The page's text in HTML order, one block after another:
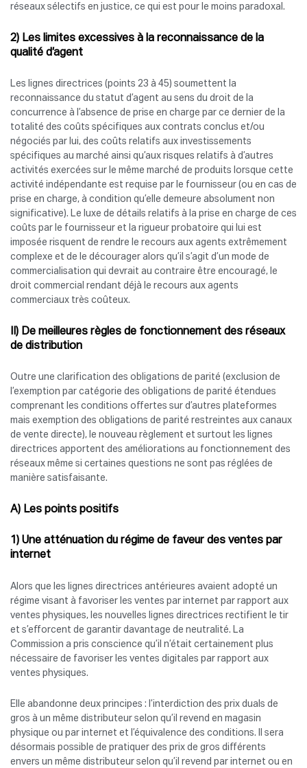
réseaux sélectifs en justice, ce qui est pour le moins paradoxal.
2) Les limites excessives à la reconnaissance de la
qualité d’agent
Les lignes directrices (points 23 à 45) soumettent la
reconnaissance du statut d’agent au sens du droit de la
concurrence à l’absence de prise en charge par ce dernier de la
totalité des coûts spécifiques aux contrats conclus et/ou
négociés par lui, des coûts relatifs aux investissements
spécifiques au marché ainsi qu’aux risques relatifs à d’autres
activités exercées sur le même marché de produits lorsque cette
activité indépendante est requise par le fournisseur (ou en cas de
prise en charge, à condition qu’elle demeure absolument non
significative). Le luxe de détails relatifs à la prise en charge de ces
coûts par le fournisseur et la rigueur probatoire qui lui est
imposée risquent de rendre le recours aux agents extrêmement
complexe et de le décourager alors qu’il s’agit d’un mode de
commercialisation qui devrait au contraire être encouragé, le
droit commercial rendant déjà le recours aux agents
commerciaux très coûteux.
II) De meilleures règles de fonctionnement des réseaux
de distribution
Outre une clarification des obligations de parité (exclusion de
l’exemption par catégorie des obligations de parité étendues
comprenant les conditions offertes sur d’autres plateformes
mais exemption des obligations de parité restreintes aux canaux
de vente directe), le nouveau règlement et surtout les lignes
directrices apportent des améliorations au fonctionnement des
réseaux même si certaines questions ne sont pas réglées de
manière satisfaisante.
A) Les points positifs
1) Une atténuation du régime de faveur des ventes par
internet
Alors que les lignes directrices antérieures avaient adopté un
régime visant à favoriser les ventes par internet par rapport aux
ventes physiques, les nouvelles lignes directrices rectifient le tir
et s’efforcent de garantir davantage de neutralité. La
Commission a pris conscience qu’il n’était certainement plus
nécessaire de favoriser les ventes digitales par rapport aux
ventes physiques.
Elle abandonne deux principes : l’interdiction des prix duals de
gros à un même distributeur selon qu’il revend en magasin
physique ou par internet et l’équivalence des conditions. Il sera
désormais possible de pratiquer des prix de gros différents
envers un même distributeur selon qu’il revend par internet ou en